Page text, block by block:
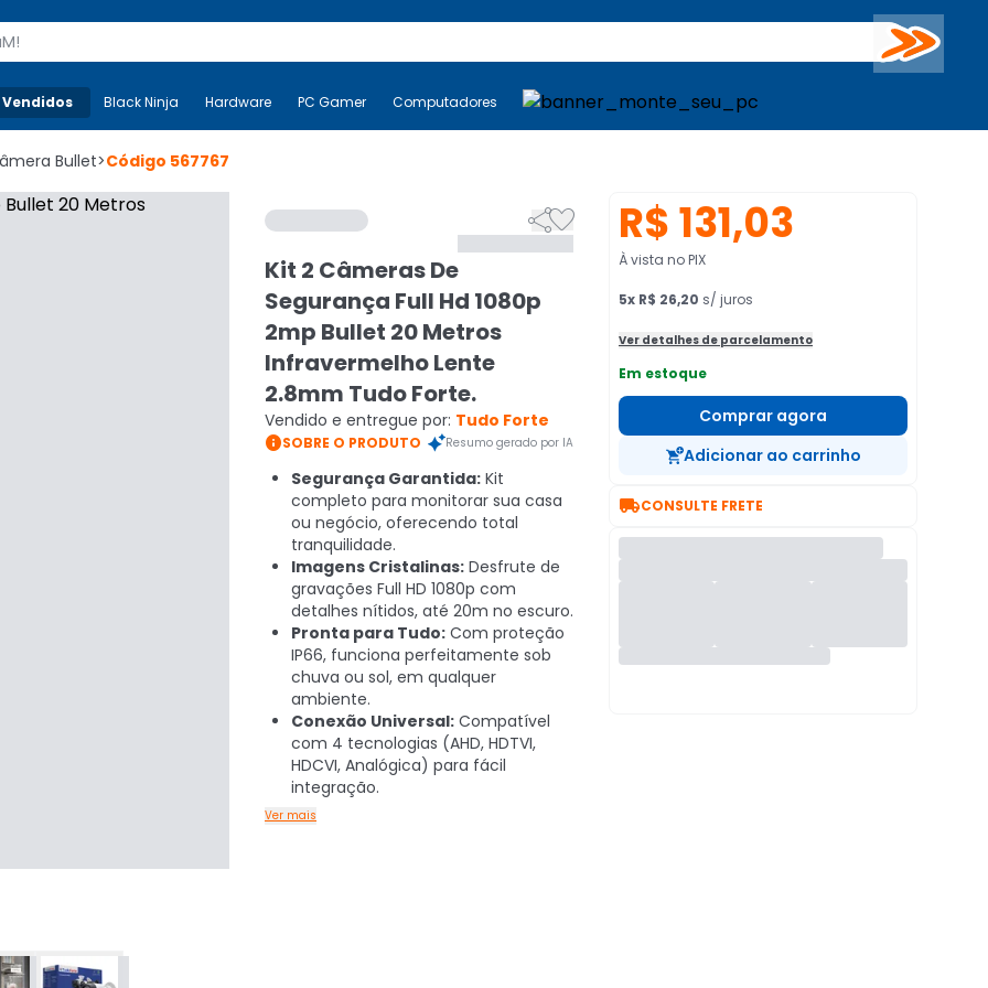
Buscar
Mais-v- Black Ninja Hardware PC Gamer Computadores Periféricos TV Venda no KaBuM!
Black Ninja Hardware PC Gamer Computadores Periféricos TV Venda no KaBuM!
Bullet>Código 567767

Kit 2 Câmeras De
Segurança Full Hd 1080p
2mp Bullet 20 Metros
Infravermelho Lente
2.8mm Tudo Forte.
Vendido e entregue por: Tudo Forte
SOBRE O PRODUTO Resumo gerado por IA
Segurança Garantida: Kit
completo para monitorar sua casa
ou negócio, oferecendo total
tranquilidade.
Imagens Cristalinas: Desfrute de
gravações Full HD 1080p com
detalhes nítidos, até 20m no escuro.
Pronta para Tudo: Com proteção
IP66, funciona perfeitamente sob
chuva ou sol, em qualquer
ambiente.
Conexão Universal: Compatível
com 4 tecnologias (AHD, HDTVI,
HDCVI, Analógica) para fácil
integração.
Ver mais
R$ 131,03
À vista no PIX
5x R$ 26,20 s/ juros
Ver detalhes de parcelamento
Em estoque
Comprar agora
Adicionar ao carrinho
CONSULTE FRETE